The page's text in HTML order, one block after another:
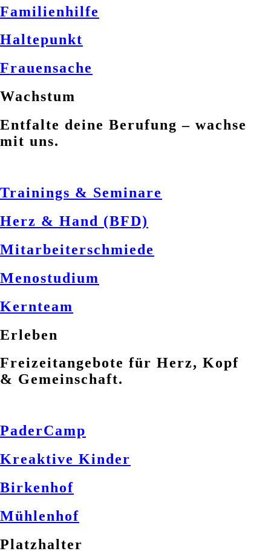
Familienhilfe
Haltepunkt
Frauensache
Wachstum
Entfalte deine Berufung – wachse
mit uns.
Trainings & Seminare
Herz & Hand (BFD)
Mitarbeiterschmiede
Menostudium
Kernteam
Erleben
Freizeitangebote für Herz, Kopf
& Gemeinschaft.
PaderCamp
Kreaktive Kinder
Birkenhof
Mühlenhof
Platzhalter